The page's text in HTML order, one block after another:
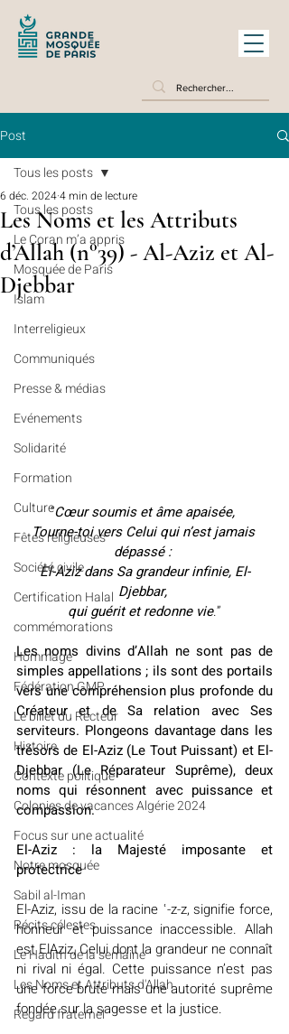
Post
Tous les posts
Le Coran m’a appris
Mosquée de Paris
Islam
Interreligieux
Communiqués
Presse & médias
Evénements
Solidarité
Formation
Culture
Fêtes religieuses
Société civile
Certification Halal
commémorations
Hommage
Fédération GMP
Le billet du Recteur
Histoire
Contexte politique
Colonies de vacances Algérie 2024
​​Focus sur une actualité
Notre mosquée
Sabil al-Iman
Récits célestes
Le Hadith de la semaine
Les Noms et Attributs d'Allah
Regard fraternel
Tous les posts
Les Noms et les Attributs
d’Allah (n°39) - Al-Aziz et Al-
Djebbar
6 déc. 20244 min de lecture
“Cœur soumis et âme apaisée,
Tourne-toi vers Celui qui n’est jamais
dépassé :
El-Aziz dans Sa grandeur infinie, El-
Djebbar,
qui guérit et redonne vie.”
Les noms divins d’Allah ne sont pas de
simples appellations ; ils sont des portails
vers une compréhension plus profonde du
Créateur et de Sa relation avec Ses
serviteurs. Plongeons davantage dans les
trésors de El-Aziz (Le Tout Puissant) et El-
Djebbar (Le Réparateur Suprême), deux
noms qui résonnent avec puissance et
compassion.
El-Aziz : la Majesté imposante et
protectrice
El-Aziz, issu de la racine ʿ-z-z, signifie force,
honneur et puissance inaccessible. Allah
est ElAziz, Celui dont la grandeur ne connaît
ni rival ni égal. Cette puissance n’est pas
une force brute mais une autorité suprême
fondée sur la sagesse et la justice.